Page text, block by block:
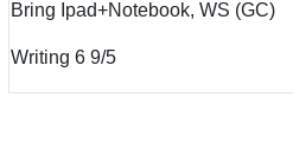
Bring Ipad+Notebook, WS (GC)
Writing 6 9/5